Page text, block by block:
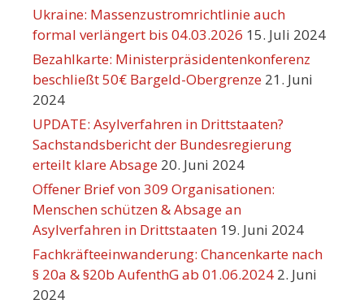
Ukraine: Massenzustromrichtlinie auch
formal verlängert bis 04.03.2026 15. Juli 2024
Bezahlkarte: Ministerpräsidentenkonferenz
beschließt 50€ Bargeld-Obergrenze 21. Juni
2024
UPDATE: Asylverfahren in Drittstaaten?
Sachstandsbericht der Bundesregierung
erteilt klare Absage 20. Juni 2024
Offener Brief von 309 Organisationen:
Menschen schützen & Absage an
Asylverfahren in Drittstaaten 19. Juni 2024
Fachkräfteeinwanderung: Chancenkarte nach
§ 20a & §20b AufenthG ab 01.06.2024 2. Juni
2024